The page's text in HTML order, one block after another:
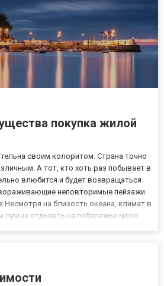
покупка жилой
своим колоритом. Страна точно
А тот, кто хоть раз побывает в
влюбится и будет возвращаться
неповторимые пейзажи.
на близость океана, климат в
лучше отдыхать на побережье моря